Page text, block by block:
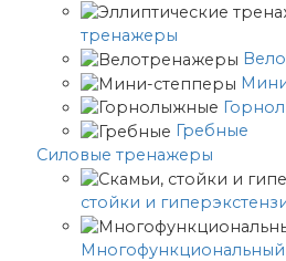
тренажеры
Гребные
Cиловые тренажеры
стойки и